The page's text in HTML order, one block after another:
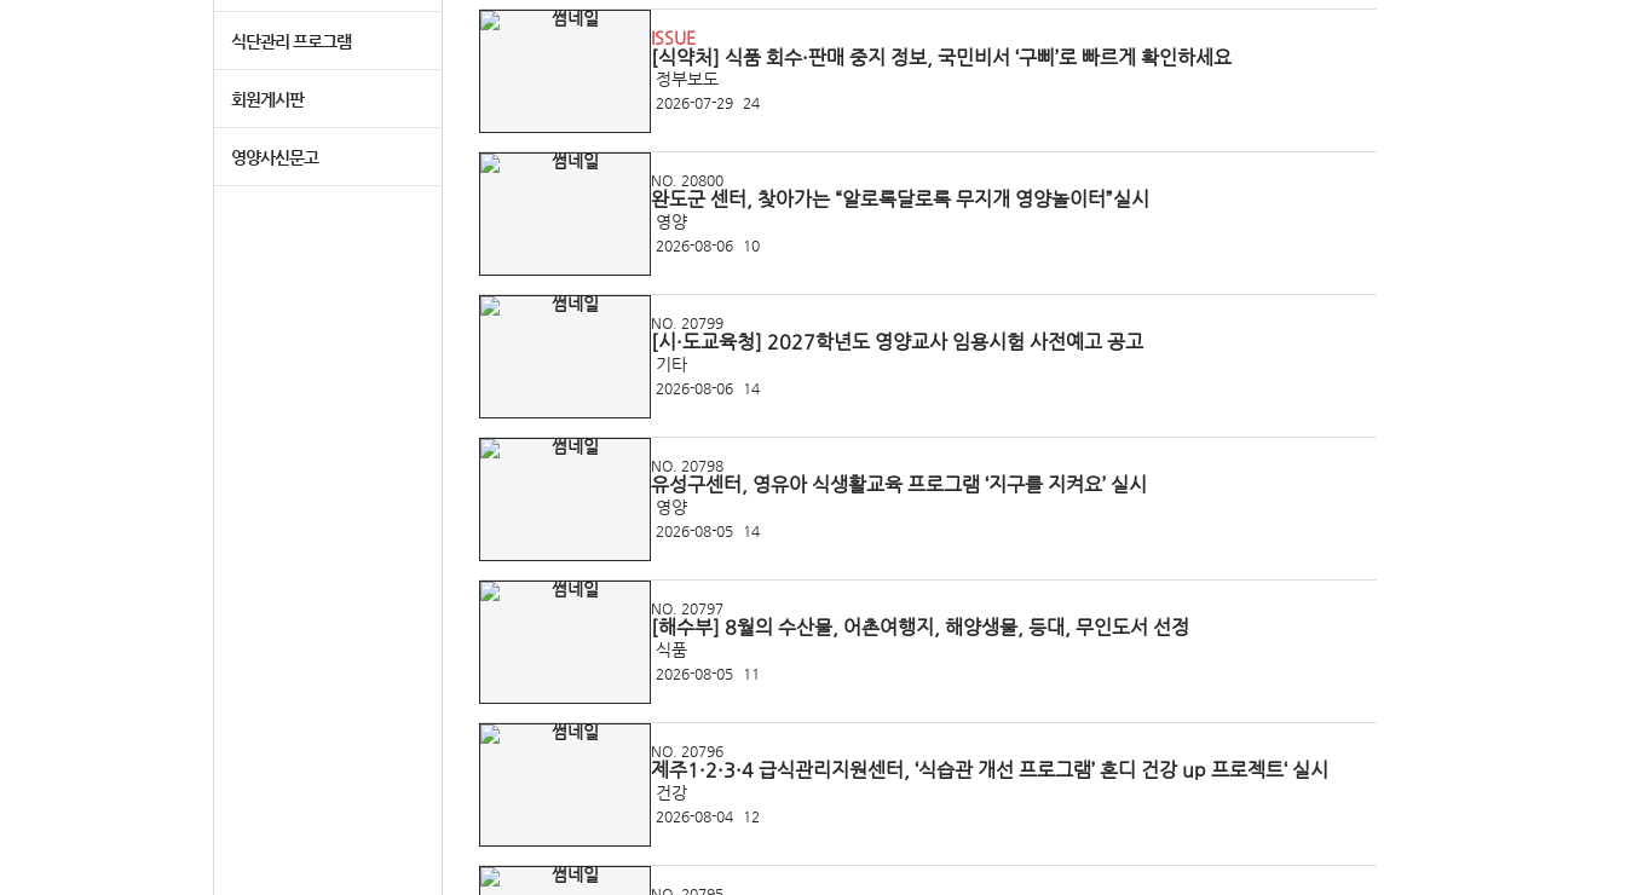
식단관리 프로그램
회원게시판
영양사신문고
ISSUE
[식약처] 식품 회수·판매 중지 정보, 국민비서 ‘구삐’로 빠르게 확인하세요
정부보도
2026-07-29 24
NO. 20800
완도군 센터, 찾아가는 “알로록달로록 무지개 영양놀이터”실시
영양
2026-08-06 10
NO. 20799
[시·도교육청] 2027학년도 영양교사 임용시험 사전예고 공고
기타
2026-08-06 14
NO. 20798
유성구센터, 영유아 식생활교육 프로그램 ‘지구를 지켜요’ 실시
영양
2026-08-05 14
NO. 20797
[해수부] 8월의 수산물, 어촌여행지, 해양생물, 등대, 무인도서 선정
식품
2026-08-05 11
NO. 20796
제주1·2·3·4 급식관리지원센터, ‘식습관 개선 프로그램’ 혼디 건강 up 프로젝트‘ 실시
건강
2026-08-04 12